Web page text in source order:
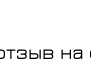
на